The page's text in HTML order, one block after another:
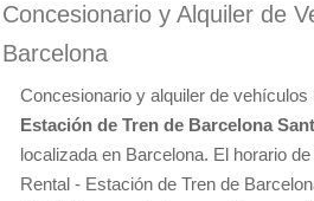
Concesionario y Alquiler de
Barcelona
Concesionario y alquiler de vehículos
Estación de Tren de Barcelona
localizada en Barcelona. El horario
Rental - Estación de Tren de